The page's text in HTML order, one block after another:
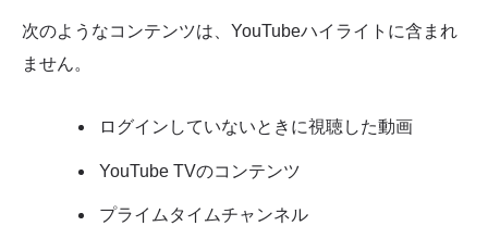
次のようなコンテンツは、YouTubeハイライトに含まれ
ません。
ログインしていないときに視聴した動画
YouTube TVのコンテンツ
プライムタイムチャンネル